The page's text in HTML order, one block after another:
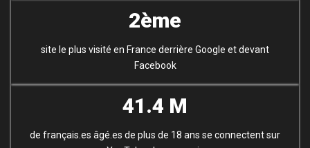
2ème
site le plus visité en France derrière Google et devant
Facebook
41.4 M
de français.es âgé.es de plus de 18 ans se connectent sur